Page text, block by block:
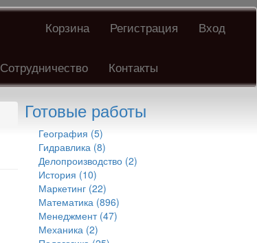
Корзина Регистрация Вход
Сотрудничество Контакты
Готовые работы
География (5)
Гидравлика (8)
Делопроизводство (2)
История (10)
Маркетинг (22)
Математика (896)
Менеджмент (47)
Механика (2)